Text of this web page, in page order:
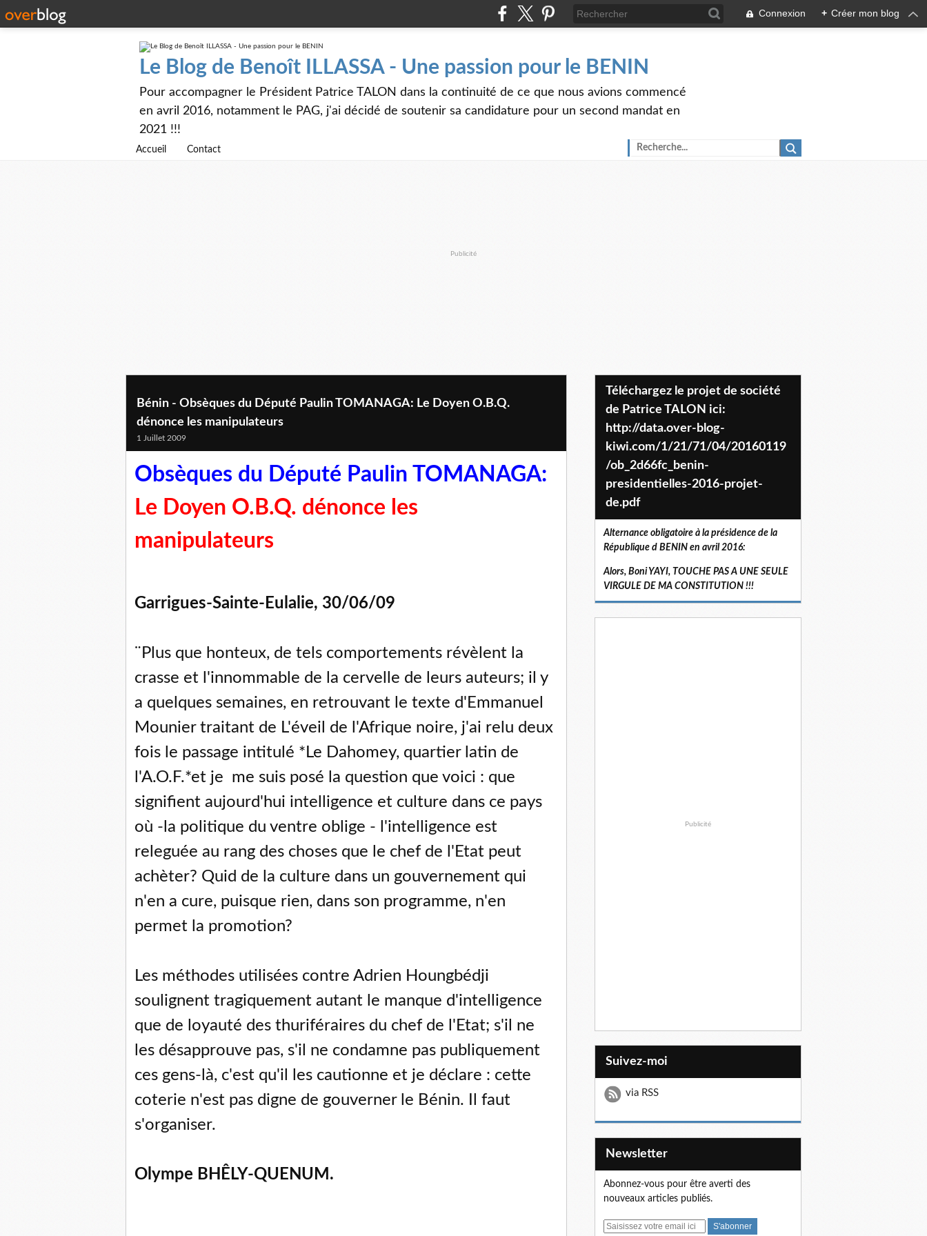
Connexion + Créer mon blog
Le Blog de Benoît ILLASSA - Une passion pour le BENIN
Pour accompagner le Président Patrice TALON dans la continuité de ce que nous avions commencé
en avril 2016, notamment le PAG, j'ai décidé de soutenir sa candidature pour un second mandat en
2021 !!!
Accueil Contact
Publicité
Bénin - Obsèques du Député Paulin TOMANAGA: Le Doyen O.B.Q.
dénonce les manipulateurs
1 Juillet 2009
Obsèques du Député Paulin TOMANAGA:
Le Doyen O.B.Q. dénonce les
manipulateurs
Garrigues-Sainte-Eulalie, 30/06/09
¨Plus que honteux, de tels comportements révèlent la
crasse et l'innommable de la cervelle de leurs auteurs; il y
a quelques semaines, en retrouvant le texte d'Emmanuel
Mounier traitant de L'éveil de l'Afrique noire, j'ai relu deux
fois le passage intitulé *Le Dahomey, quartier latin de
l'A.O.F.*et je me suis posé la question que voici : que
signifient aujourd'hui intelligence et culture dans ce pays
où -la politique du ventre oblige - l'intelligence est
releguée au rang des choses que le chef de l'Etat peut
achèter? Quid de la culture dans un gouvernement qui
n'en a cure, puisque rien, dans son programme, n'en
permet la promotion?
Les méthodes utilisées contre Adrien Houngbédji
soulignent tragiquement autant le manque d'intelligence
que de loyauté des thuriféraires du chef de l'Etat; s'il ne
les désapprouve pas, s'il ne condamne pas publiquement
ces gens-là, c'est qu'il les cautionne et je déclare : cette
coterie n'est pas digne de gouverner le Bénin. Il faut
s'organiser.
Olympe BHÊLY-QUENUM.
Téléchargez le projet de société
de Patrice TALON ici:
http://data.over-blog-
kiwi.com/1/21/71/04/20160119
/ob_2d66fc_benin-
presidentielles-2016-projet-
de.pdf
Alternance obligatoire à la présidence de la
République d BENIN en avril 2016:
Alors, Boni YAYI, TOUCHE PAS A UNE SEULE
VIRGULE DE MA CONSTITUTION !!!
Publicité
Suivez-moi
via RSS
Newsletter
Abonnez-vous pour être averti des
nouveaux articles publiés.
E